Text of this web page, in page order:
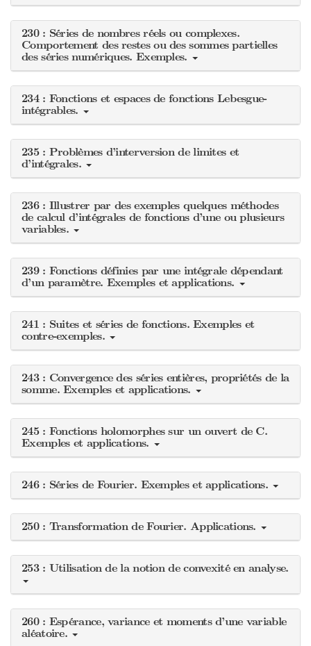
230 : Séries de nombres réels ou complexes.
Comportement des restes ou des sommes partielles
des séries numériques. Exemples.
234 : Fonctions et espaces de fonctions Lebesgue-
intégrables.
235 : Problèmes d’interversion de limites et
d’intégrales.
236 : Illustrer par des exemples quelques méthodes
de calcul d’intégrales de fonctions d’une ou plusieurs
variables.
239 : Fonctions définies par une intégrale dépendant
d’un paramètre. Exemples et applications.
241 : Suites et séries de fonctions. Exemples et
contre-exemples.
243 : Convergence des séries entières, propriétés de la
somme. Exemples et applications.
245 : Fonctions holomorphes sur un ouvert de C.
Exemples et applications.
246 : Séries de Fourier. Exemples et applications.
250 : Transformation de Fourier. Applications.
253 : Utilisation de la notion de convexité en analyse.
260 : Espérance, variance et moments d’une variable
aléatoire.